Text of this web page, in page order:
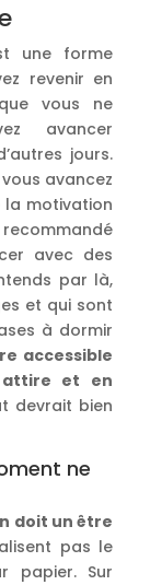
une forme
revenir en
vous ne
avancer
jours.
avancez
la motivation
avec des
par là,
et qui sont
à dormir
accessible
attire et en
devrait bien
ne
doit un être
pas le
papier. Sur